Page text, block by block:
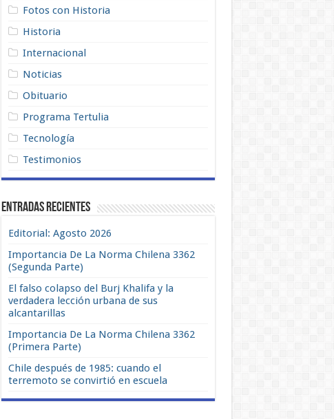
Fotos con Historia
Historia
Internacional
Noticias
Obituario
Programa Tertulia
Tecnología
Testimonios
Entradas recientes
Editorial: Agosto 2026
Importancia De La Norma Chilena 3362
(Segunda Parte)
El falso colapso del Burj Khalifa y la
verdadera lección urbana de sus
alcantarillas
Importancia De La Norma Chilena 3362
(Primera Parte)
Chile después de 1985: cuando el
terremoto se convirtió en escuela